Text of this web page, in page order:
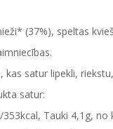
(37%), speltas
kas satur lipekli,
satur:
353kcal, Tauki 4,1g, no